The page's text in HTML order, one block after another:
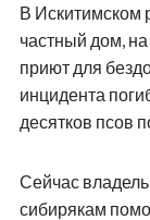
В Искитимском
частный дом,
приют для
инцидента
десятков псов
Сейчас
сибирякам